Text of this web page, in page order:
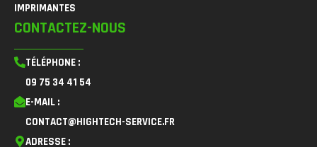
IMPRIMANTES
CONTACTEZ-NOUS
TÉLÉPHONE :
09 75 34 41 54
E-MAIL :
CONTACT@HIGHTECH-SERVICE.FR
ADRESSE :